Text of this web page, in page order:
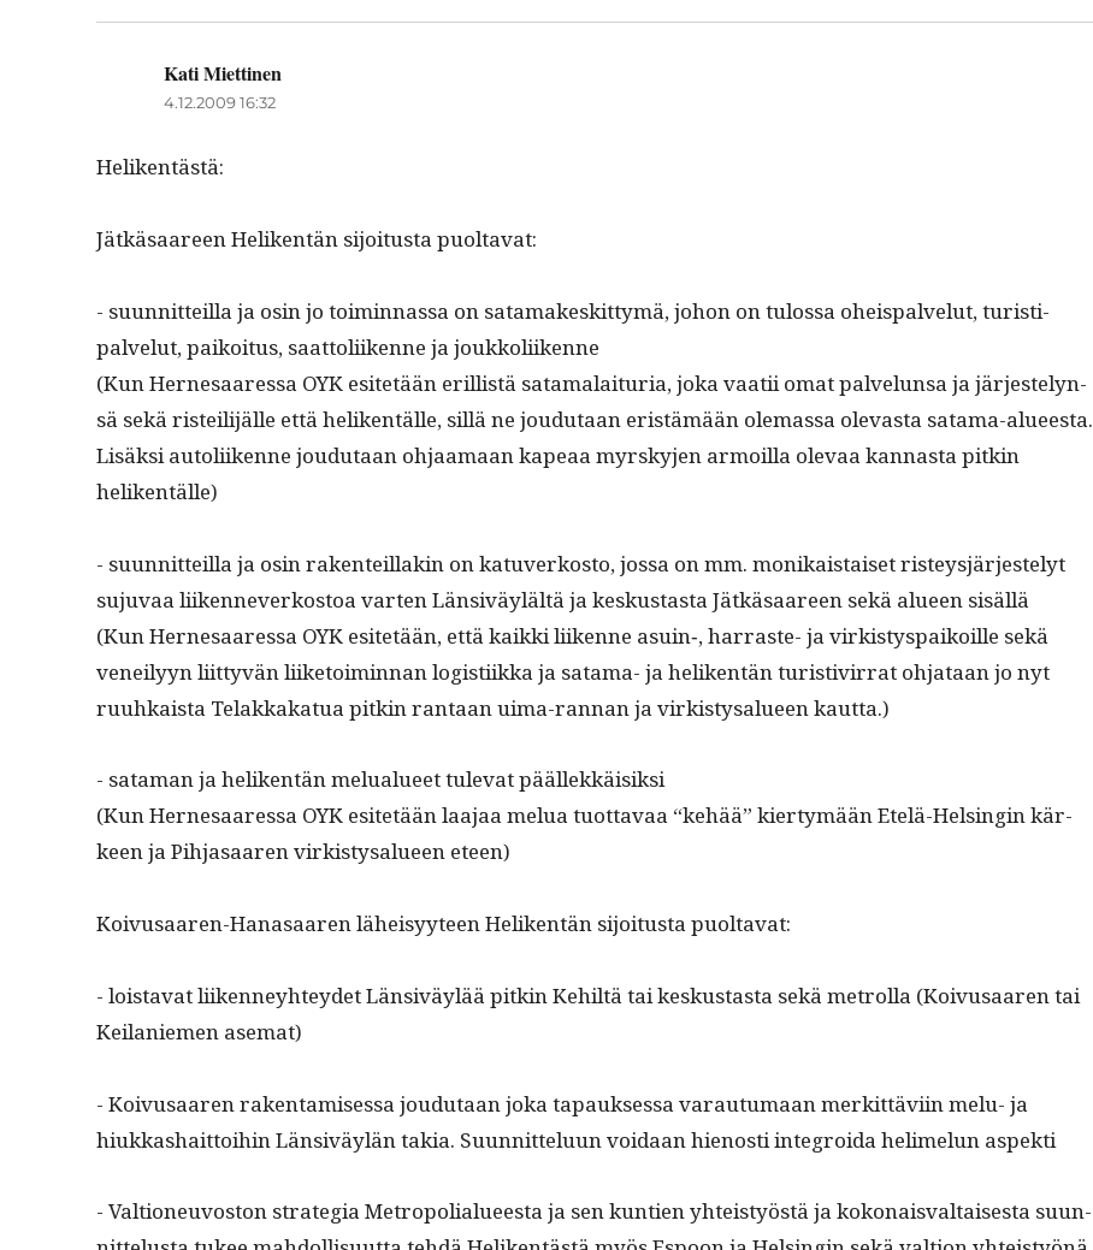
Kati Miettinen
4.12.2009 16:32
Heliken­tästä:
Jätkäsaa­reen Heliken­tän sijoi­tus­ta puoltavat:
- suun­nit­teil­la ja osin jo toimin­nas­sa on sata­makeskit­tymä, johon on tulos­sa oheis­palve­lut, tur­is­ti­
palve­lut, paikoi­tus, saat­toli­ikenne ja joukkoliikenne
(Kun Her­ne­saa­res­sa OYK esitetään eril­listä sata­malai­turia, joka vaatii omat palvelun­sa ja jär­jeste­lyn­
sä sekä ris­teil­i­jälle että heliken­tälle, sil­lä ne joudu­taan eristämään ole­mas­sa olev­as­ta sata­ma-alueesta.
Lisäk­si autoli­ikenne joudu­taan ohjaa­maan kapeaa myrsky­jen armoil­la ole­vaa kan­nas­ta pitkin
helikentälle)
- suun­nit­teil­la ja osin rak­en­teil­lakin on katu­verkos­to, jos­sa on mm. monikaistaiset risteysjär­jeste­lyt
suju­vaa liiken­n­ev­erkos­toa varten Län­siväylältä ja keskus­tas­ta Jätkäsaa­reen sekä alueen sisällä
(Kun Her­ne­saa­res­sa OYK esitetään, että kaik­ki liikenne asuin‑, har­raste- ja virk­isty­s­paikoille sekä
veneilyyn liit­tyvän liike­toimin­nan logis­ti­ik­ka ja sata­ma- ja heliken­tän tur­is­tivir­rat ohjataan jo nyt
ruuhkaista Telakkakat­ua pitkin rantaan uima-ran­nan ja virk­istysalueen kautta.)
- sata­man ja heliken­tän melu­alueet tule­vat päällekkäisiksi
(Kun Her­ne­saa­res­sa OYK esitetään laa­jaa melua tuot­tavaa “kehää” kier­tymään Etelä-Helsin­gin kär­
keen ja Pih­jasaaren virk­istysalueen eteen)
Koivusaaren-Hanasaaren läheisyy­teen Heliken­tän sijoi­tus­ta puoltavat:
- lois­ta­vat liiken­ney­htey­det Län­siväylää pitkin Kehiltä tai keskus­tas­ta sekä metrol­la (Koivusaaren tai
Keilaniemen asemat)
- Koivusaaren rak­en­tamises­sa joudu­taan joka tapauk­ses­sa varautu­maan merkit­tävi­in melu- ja
hiukkashait­toi­hin Län­siväylän takia. Suun­nit­telu­un voidaan hienos­ti inte­groi­da helimelun aspekti
- Val­tioneu­vos­ton strate­gia Metropo­lialueesta ja sen kun­tien yhteistyöstä ja kokon­ais­val­tais­es­ta suun­